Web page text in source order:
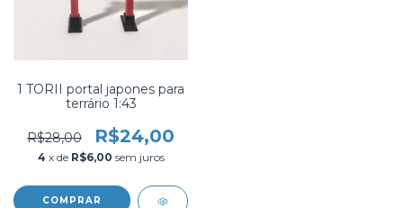
1 TORII portal japones para
terrário 1:43
R$28,00 R$24,00
4 x de R$6,00 sem juros